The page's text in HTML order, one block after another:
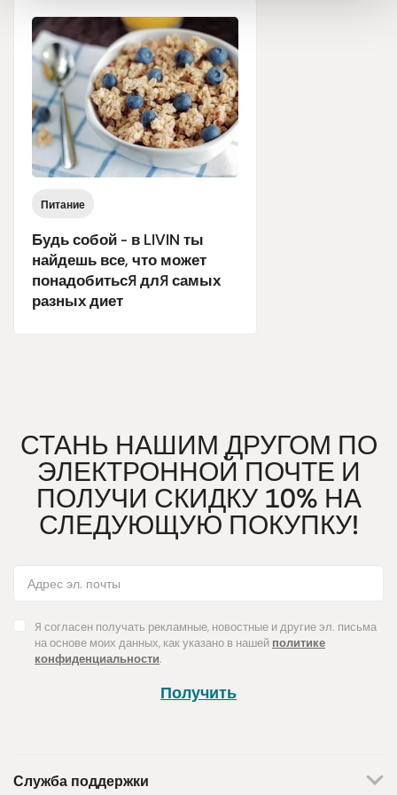
Питание
Будь собой - в LIVIN ты
найдешь все, что может
понадобиться для самых
разных диет
СТАНЬ НАШИМ ДРУГОМ ПО
ЭЛЕКТРОННОЙ ПОЧТЕ И
ПОЛУЧИ СКИДКУ 10% НА
СЛЕДУЮЩУЮ ПОКУПКУ!
Я согласен получать рекламные, новостные и другие эл. письма
на основе моих данных, как указано в нашей политике
конфиденциальности.
Получить
Служба поддержки